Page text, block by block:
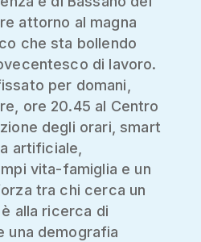
attorno al magna
che sta bollendo
di lavoro.
per domani,
ore 20.45 al Centro
degli orari, smart
artificiale,
vita-famiglia e un
tra chi cerca un
alla ricerca di
una demografia